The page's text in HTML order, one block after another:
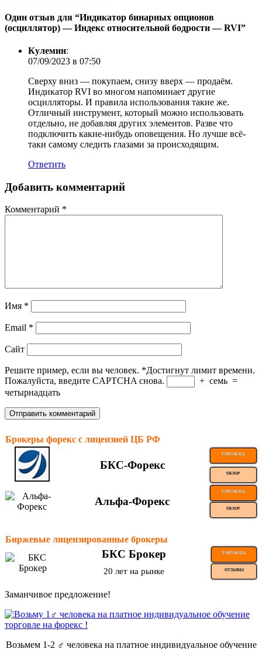
Один отзыв для “Индикатор бинарных опционов
(осциллятор) — Индекс относительной бодрости — RVI”
Кулемин:
07/09/2023 в 07:50
Сверху вниз — покупаем, снизу вверх — продаём.
Индикатор RVI во многом напоминает другие
осцилляторы. И правила использования такие же.
Отличный инструмент, который можно использовать
отдельно, не добавляя других элементов. Разве что
подключить какие-нибудь оповещения. Но лучше всё-
таки самому следить глазами за происходящим.
Ответить
Добавить комментарий
Комментарий *
Имя *
Email *
Сайт
Решите пример, если вы человек. *Достигнут лимит времени.
Пожалуйста, введите CAPTCHA снова.
+ семь =
четырнадцать
Брокеры форекс с лицензией ЦБ РФ
БКС-Форекс
ТОРГОВАТЬ
ОБЗОР
Альфа-Форекс
ТОРГОВАТЬ
ОБЗОР
Биржевые лицензированные брокеры
БКС Брокер ТОРГОВАТЬ
20 лет на рынке ОТЗЫВЫ
Заманчивое предложение!
Возьмем 1-2 ‍♂️ человека на платное индивидуальное обучение